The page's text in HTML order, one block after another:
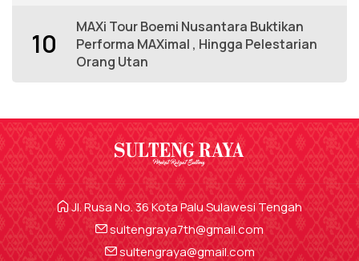
10
MAXi Tour Boemi Nusantara Buktikan
Performa MAXimal , Hingga Pelestarian
Orang Utan
Jl. Rusa No. 36 Kota Palu Sulawesi Tengah
sultengraya7th@gmail.com
sultengraya@gmail.com